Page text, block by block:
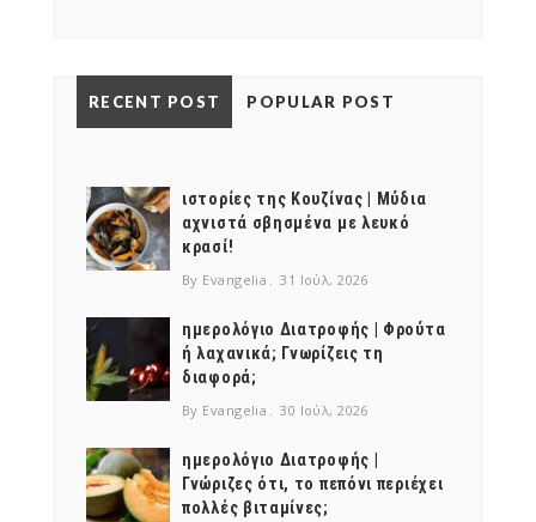
RECENT POST POPULAR POST
ιστορίες της Κουζίνας | Μύδια
αχνιστά σβησμένα με λευκό
κρασί!
By Evangelia 31 Ιούλ, 2026
ημερολόγιο Διατροφής | Φρούτα
ή λαχανικά; Γνωρίζεις τη
διαφορά;
By Evangelia 30 Ιούλ, 2026
ημερολόγιο Διατροφής |
Γνώριζες ότι, το πεπόνι περιέχει
πολλές βιταμίνες;